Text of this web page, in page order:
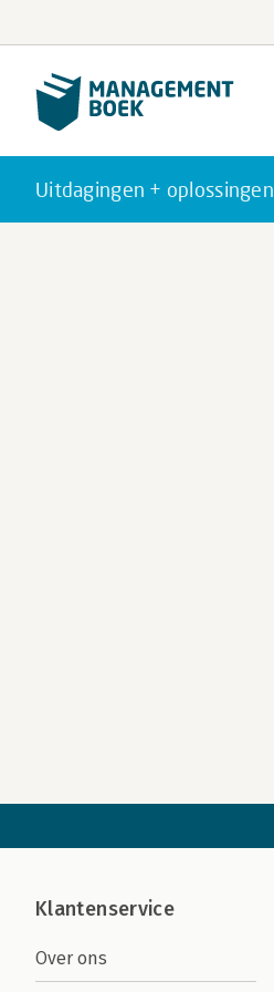
Uitdagingen + oplossingen
Klantenservice
Over ons